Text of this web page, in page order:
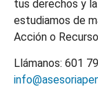
tus derechos y
estudiamos de
Acción o
Llámanos: 601